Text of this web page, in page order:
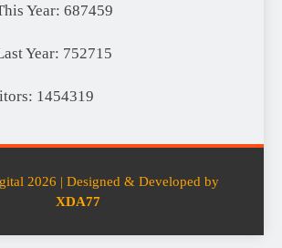
Year: 687459
Year: 752715
1454319
2026 | Designed & Developed by
XDA77